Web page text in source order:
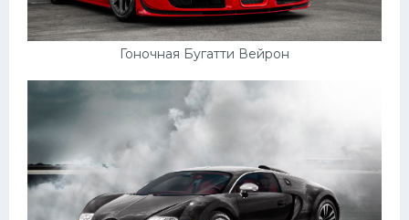
Гоночная Бугатти Вейрон
Лимузины
Автобусы
Хонда
Грузовики
Шевроле